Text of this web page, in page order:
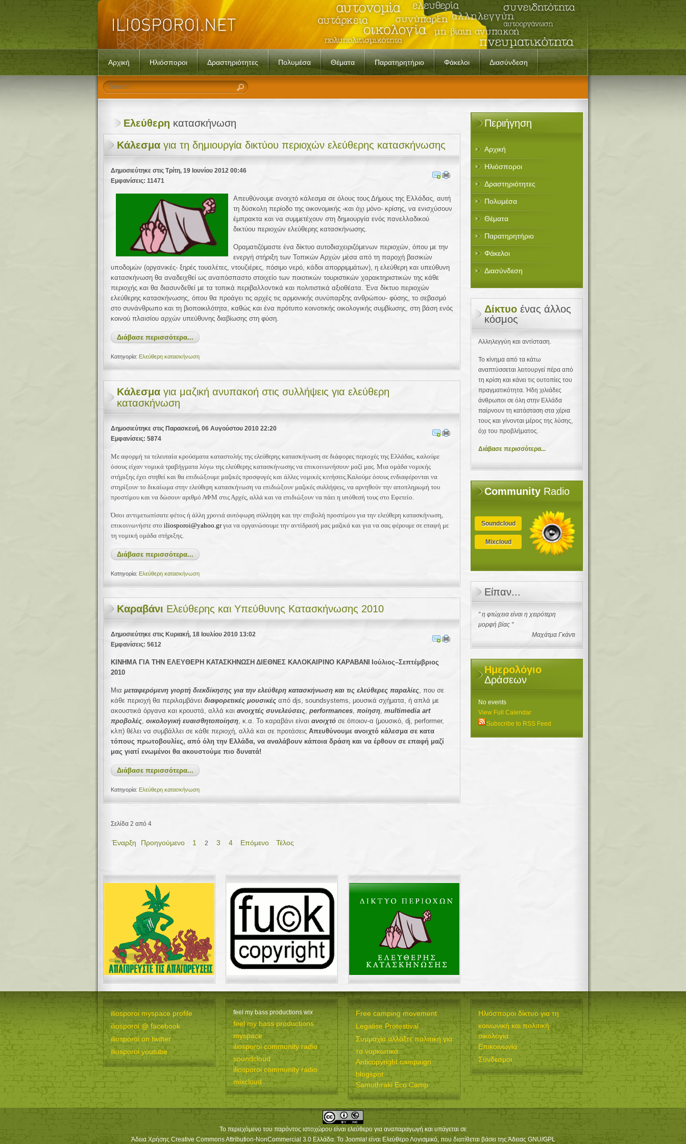
Αρχική Ηλιόσποροι Δραστηριότητες Πολυμέσα Θέματα Παρατηρητήριο Φάκελοι Διασύνδεση
Ελεύθερη κατασκήνωση
Κάλεσμα για τη δημιουργία δικτύου περιοχών ελεύθερης κατασκήνωσης
Δημοσιεύτηκε στις Τρίτη, 19 Ιουνίου 2012 00:46
Εμφανίσεις: 11471
Απευθύνουμε ανοιχτό κάλεσμα σε όλους τους Δήμους της Ελλάδας, αυτή
τη δύσκολη περίοδο της οικονομικής -και όχι μόνο- κρίσης, να ενισχύσουν
έμπρακτα και να συμμετέχουν στη δημιουργία ενός πανελλαδικού
δικτύου περιοχών ελεύθερης κατασκήνωσης.
Οραματιζόμαστε ένα δίκτυο αυτοδιαχειριζόμενων περιοχών, όπου με την
ενεργή στήριξη των Τοπικών Αρχών μέσα από τη παροχή βασικών
υποδομών (οργανικές- ξηρές τουαλέτες, ντουζιέρες, πόσιμο νερό, κάδοι απορριμμάτων), η ελεύθερη και υπεύθυνη
κατασκήνωση θα αναδειχθεί ως αναπόσπαστο στοιχείο των ποιοτικών τουριστικών χαρακτηριστικών της κάθε
περιοχής και θα διασυνδεθεί με τα τοπικά περιβαλλοντικά και πολιτιστικά αξιοθέατα. Ένα δίκτυο περιοχών
ελεύθερης κατασκήνωσης, όπου θα προάγει τις αρχές τις αρμονικής συνύπαρξης ανθρώπου- φύσης, το σεβασμό
στο συνάνθρωπο και τη βιοποικιλότητα, καθώς και ένα πρότυπο κοινοτικής οικολογικής συμβίωσης, στη βάση ενός
κοινού πλαισίου αρχών υπεύθυνης διαβίωσης στη φύση.
Διάβασε περισσότερα...
Κατηγορία: Ελεύθερη κατασκήνωση
Κάλεσμα για μαζική ανυπακοή στις συλλήψεις για ελεύθερη
κατασκήνωση
Δημοσιεύτηκε στις Παρασκευή, 06 Αυγούστου 2010 22:20
Εμφανίσεις: 5874
Με αφορμή τα τελευταία κρούσματα καταστολής της ελεύθερης κατασκήνωση σε διάφορες περιοχές της Ελλάδας, καλούμε
όσους είχαν νομικά τραβήγματα λόγω της ελεύθερης κατασκήνωσης να επικοινωνήσουν μαζί μας. Μια ομάδα νομικής
στήριξης έχει στηθεί και θα επιδιώξουμε μαζικές προσφυγές και άλλες νομικές κινήσεις.Καλούμε όσους ενδιαφέρονται να
στηρίξουν το δικαίωμα στην ελεύθερη κατασκήνωση να επιδιώξουν μαζικές συλλήψεις, να αρνηθούν την αποπληρωμή του
προστίμου και να δώσουν αριθμό ΑΦΜ στις Αρχές, αλλά και να επιδιώξουν να πάει η υπόθεσή τους στο Εφετείο.
Όσοι αντιμετωπίσατε φέτος ή άλλη χρονιά αυτόφωρη σύλληψη και την επιβολή προστίμου για την ελεύθερη κατασκήνωση,
επικοινωνήστε στο iliosporoi@yahoo.gr για να οργανώσουμε την αντίδρασή μας μαζικά και για να σας φέρουμε σε επαφή με
τη νομική ομάδα στήριξης.
Διάβασε περισσότερα...
Κατηγορία: Ελεύθερη κατασκήνωση
Καραβάνι Ελεύθερης και Υπεύθυνης Κατασκήνωσης 2010
Δημοσιεύτηκε στις Κυριακή, 18 Ιουλίου 2010 13:02
Εμφανίσεις: 5612
KINHMA ΓΙΑ ΤΗΝ ΕΛΕΥΘΕΡΗ ΚΑΤΑΣΚΗΝΩΣΗ ΔΙΕΘΝΕΣ ΚΑΛΟΚΑΙΡΙΝΟ ΚΑΡΑΒΑΝΙ
Ιούλιος–Σεπτέμβριος
2010
Μια μεταφερόμενη γιορτή διεκδίκησης για την ελεύθερη κατασκήνωση και τις ελεύθερες παραλίες, που σε
κάθε περιοχή θα περιλαμβάνει διαφορετικές μουσικές από djs, soundsystems, μουσικά σχήματα, ή απλά με
ακουστικά όργανα και κρουστά, αλλά και ανοιχτές συνελεύσεις, performances, ποίηση, multimedia art
προβολές, οικολογική ευαισθητοποίηση, κ.α. Το καραβάνι είναι ανοιχτό σε όποιον-α (μουσικό, dj, performer,
κλπ) θέλει να συμβάλλει σε κάθε περιοχή, αλλά και σε προτάσεις Απευθύνουμε ανοιχτό κάλεσμα σε κατα
τόπους πρωτοβουλίες, από όλη την Ελλάδα, να αναλάβουν κάποια δράση και να έρθουν σε επαφή μαζί
μας γιατί ενωμένοι θα ακουστούμε πιο δυνατά!
Διάβασε περισσότερα...
Κατηγορία: Ελεύθερη κατασκήνωση
Σελίδα 2 από 4
Έναρξη Προηγούμενο 1 2 3 4 Επόμενο Τέλος
Περιήγηση
Αρχική
Ηλιόσποροι
Δραστηριότητες
Πολυμέσα
Θέματα
Παρατηρητήριο
Φάκελοι
Διασύνδεση
Δίκτυο ένας άλλος
κόσμος
Αλληλεγγύη και αντίσταση.
Το κίνημα από τα κάτω
αναπτύσσεται λειτουργεί πέρα από
τη κρίση και κάνει τις ουτοπίες του
πραγματικότητα. Ήδη χιλιάδες
άνθρωποι σε όλη στην Ελλάδα
παίρνουν τη κατάσταση στα χέρια
τους και γίνονται μέρος της λύσης,
όχι του προβλήματος.
Διάβασε περισσότερα...
Community Radio
Soundcloud
Mixcloud
Είπαν...
" η φτώχεια είναι η χειρότερη
µορφή βίας "
Μαχάτµα Γκάντι
Ημερολόγιο
Δράσεων
No events
View Full Calendar
Subscribe to RSS Feed
iliosporoi myspace profile
iliosporoi @ facebook
iliosporoi on twitter
iliosporoi youtube
feel my bass productions wix
feel my bass productions
myspace
iliosporoi community radio
soundcloud
iliosporoi community radio
mixcloud
Free camping movement
Legalise Protestival
Συμμαχία αλλάξτε πολιτική για
τα ναρκωτικά
Anticopyright campaign
blogspot
Samothraki Eco Camp
Ηλιόσποροι δίκτυο για τη
κοινωνική και πολιτική
οικολογία
Επικοινωνία
Σύνδεσμοι
Το περιεχόμενο του παρόντος ιστοχώρου είναι ελεύθερο για αναπαραγωγή και υπάγεται σε
Άδεια Χρήσης Creative Commons Attribution-NonCommercial 3.0 Ελλάδα. Το Joomla! είναι Ελεύθερο Λογισμικό, που διατίθεται βάσει της Άδειας GNU/GPL